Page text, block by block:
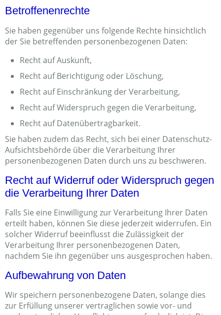
Betroffenenrechte
Sie haben gegenüber uns folgende Rechte hinsichtlich
der Sie betreffenden personenbezogenen Daten:
Recht auf Auskunft,
Recht auf Berichtigung oder Löschung,
Recht auf Einschränkung der Verarbeitung,
Recht auf Widerspruch gegen die Verarbeitung,
Recht auf Datenübertragbarkeit.
Sie haben zudem das Recht, sich bei einer Datenschutz-
Aufsichtsbehörde über die Verarbeitung Ihrer
personenbezogenen Daten durch uns zu beschweren.
Recht auf Widerruf oder Widerspruch gegen
die Verarbeitung Ihrer Daten
Falls Sie eine Einwilligung zur Verarbeitung Ihrer Daten
erteilt haben, können Sie diese jederzeit widerrufen. Ein
solcher Widerruf beeinflusst die Zulässigkeit der
Verarbeitung Ihrer personenbezogenen Daten,
nachdem Sie ihn gegenüber uns ausgesprochen haben.
Aufbewahrung von Daten
Wir speichern personenbezogene Daten, solange dies
zur Erfüllung unserer vertraglichen sowie vor- und